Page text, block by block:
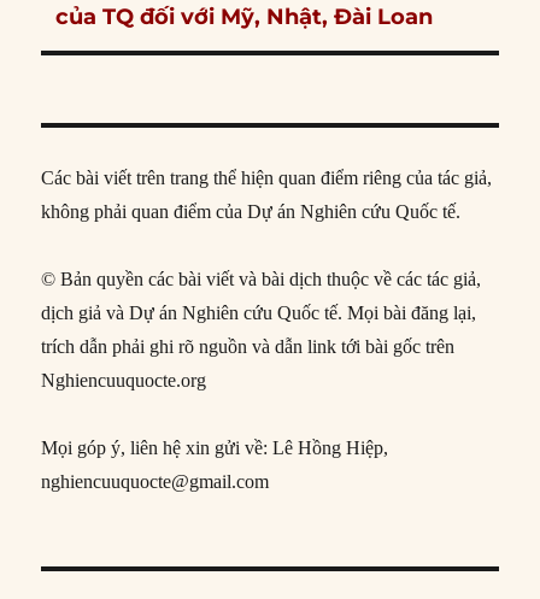
post:
của TQ đối với Mỹ, Nhật, Đài Loan
Các bài viết trên trang thể hiện quan điểm riêng của tác giả,
không phải quan điểm của Dự án Nghiên cứu Quốc tế.
© Bản quyền các bài viết và bài dịch thuộc về các tác giả,
dịch giả và Dự án Nghiên cứu Quốc tế. Mọi bài đăng lại,
trích dẫn phải ghi rõ nguồn và dẫn link tới bài gốc trên
Nghiencuuquocte.org
Mọi góp ý, liên hệ xin gửi về: Lê Hồng Hiệp,
nghiencuuquocte@gmail.com